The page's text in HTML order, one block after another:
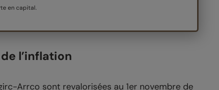
en capital.
l’inflation
Arrco sont revalorisées au 1er novembre de